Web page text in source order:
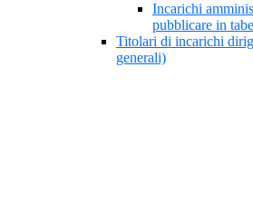
Incarichi
pubblicare in
Titolari di incarichi
generali)